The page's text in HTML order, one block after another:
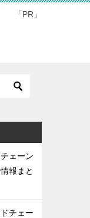
「PR」
ェーン
報まと
チェー